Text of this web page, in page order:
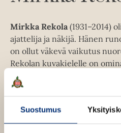
Suostumus
e
a
a
u
u
t
e
Mirkka Rekola (1931–2014)
ajattelija ja näkijä. Hänen
on ollut väkevä vaikutus
Rekolan kuvakielelle on
tarkkuus ja avoimuus. Hänen
lyriikkamme avarimpia
M